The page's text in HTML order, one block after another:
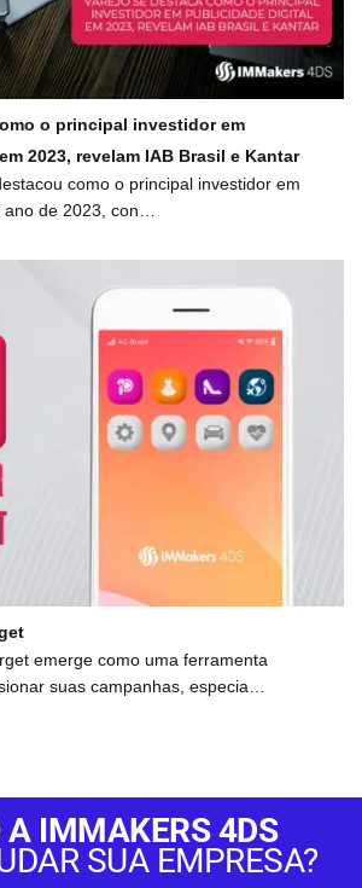
o principal investidor em
2023, revelam IAB Brasil e Kantar
como o principal investidor em
de 2023, con…
emerge como uma ferramenta
suas campanhas, especia…
A IMMAKERS 4DS
SUA EMPRESA?